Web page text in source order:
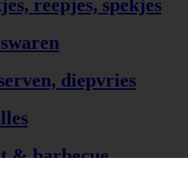
reepjes, spekjes
diepvries
& barbecue